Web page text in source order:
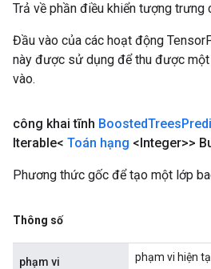
Trả về phần điều khiển tượng trưng
Đầu vào của các hoạt động
này được sử dụng để thu được
vào.
công khai tĩnh BoostedTrees
Iterable< Toán hạng <Integer>>
Phương thức gốc để tạo một lớp
Thông số
phạm vi phạm vi hiện